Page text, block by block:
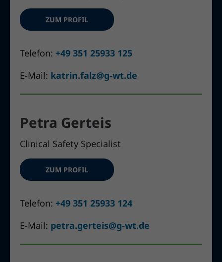
ZUM PROFIL
Telefon: +49 351 25933 125
E-Mail: katrin.falz@g-wt.de
Petra Gerteis
Clinical Safety Specialist
ZUM PROFIL
Telefon: +49 351 25933 124
E-Mail: petra.gerteis@g-wt.de